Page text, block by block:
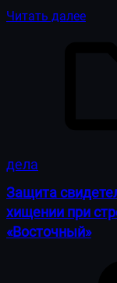
Читать далее
дела
Защита
хищении при
«Восточный»